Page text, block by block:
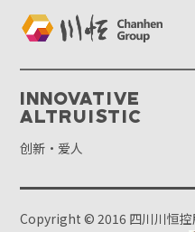
Innovative
Altruistic
创新·爱人
Copyright © 2016 四川川恒